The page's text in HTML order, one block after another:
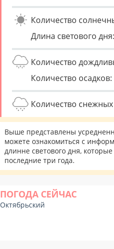
Количество
Длина светового дня:
Количество
Количество осадков:
Количество
Выше представлены
можете ознакомиться с
длинне светового дня,
последние три года.
ПОГОДА СЕЙЧАС
Октябрьский